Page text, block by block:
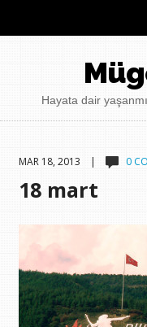
Hayata dair
MAR 18, 2013 | 0
18 mart